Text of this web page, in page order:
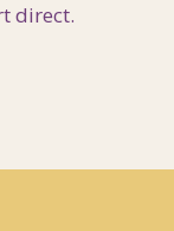
direct.